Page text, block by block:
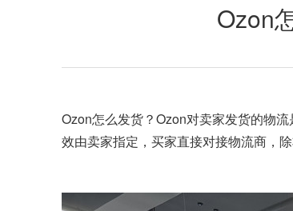
Ozon
Ozon怎么发货？Ozon对卖家发货的物
效由卖家指定，买家直接对接物流商，